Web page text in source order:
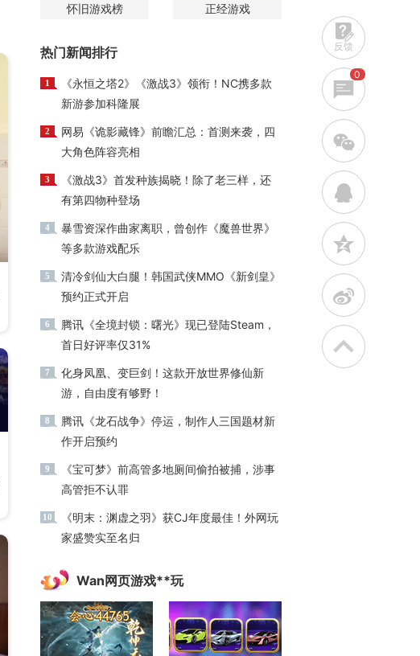
怀旧游戏榜 正经游戏
热门新闻排行
1
《永恒之塔2》《激战3》领衔！NC携多款
新游参加科隆展
2
网易《诡影藏锋》前瞻汇总：首测来袭，四
大角色阵容亮相
3
《激战3》首发种族揭晓！除了老三样，还
有第四物种登场
4
暴雪资深作曲家离职，曾创作《魔兽世界》
等多款游戏配乐
5
清冷剑仙大白腿！韩国武侠MMO《新剑皇》
预约正式开启
6
腾讯《全境封锁：曙光》现已登陆Steam，
首日好评率仅31%
7
化身凤凰、变巨剑！这款开放世界修仙新
游，自由度有够野！
8
腾讯《龙石战争》停运，制作人三国题材新
作开启预约
9
《宝可梦》前高管多地厕间偷拍被捕，涉事
高管拒不认罪
10
《明末：渊虚之羽》获CJ年度最佳！外网玩
家盛赞实至名归
Wan网页游戏**玩
反馈
0
w
q
z
t